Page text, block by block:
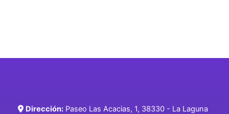
Dirección: Paseo Las Acacias, 1, 38330 - La Laguna